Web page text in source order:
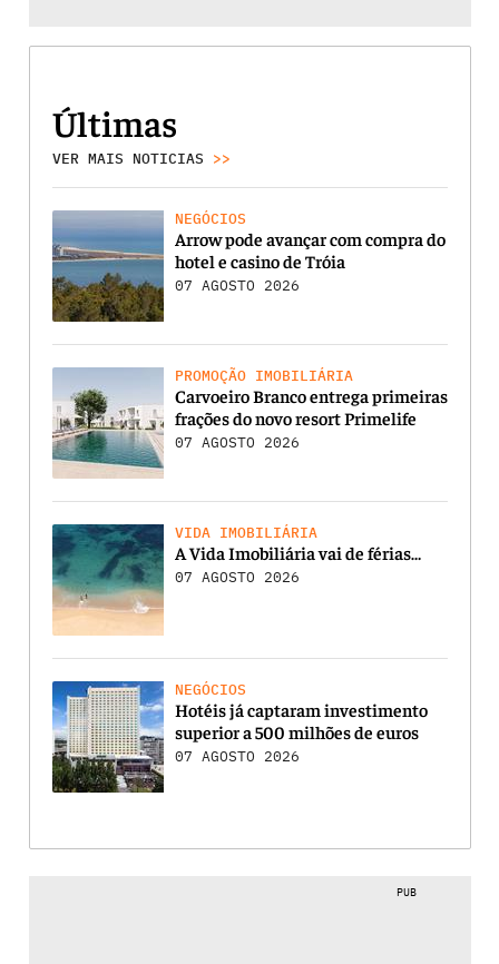
Últimas
VER MAIS NOTICIAS >>
NEGÓCIOS
Arrow pode avançar com compra do
hotel e casino de Tróia
07 AGOSTO 2026
PROMOÇÃO IMOBILIÁRIA
Carvoeiro Branco entrega primeiras
frações do novo resort Primelife
07 AGOSTO 2026
VIDA IMOBILIÁRIA
A Vida Imobiliária vai de férias…
07 AGOSTO 2026
NEGÓCIOS
Hotéis já captaram investimento
superior a 500 milhões de euros
07 AGOSTO 2026
PUB